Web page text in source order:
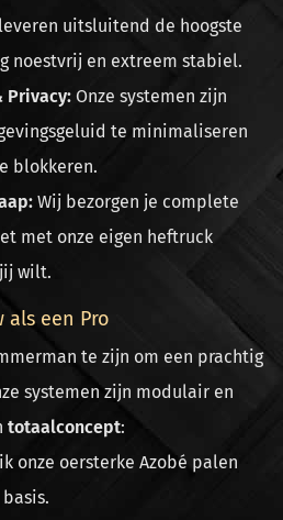
uitsluitend de hoogste
noestvrij en extreem stabiel.
Privacy: Onze systemen zijn
te minimaliseren
blokkeren.
Wij bezorgen je complete
met onze eigen heftruck
wilt.
als een Pro
te zijn om een prachtig
systemen zijn modulair en
totaalconcept:
onze oersterke Azobé palen